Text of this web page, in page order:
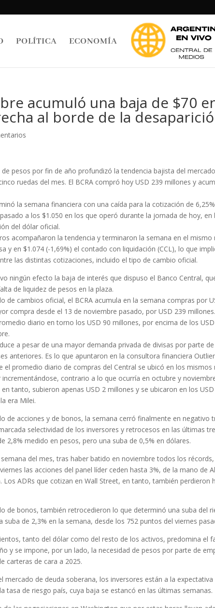
POLÍTICA ECONOMÍA
acumuló una baja de $70
al borde de la
pesos por fin de año profundizó la tendencia bajista del
ruedas del mes. El BCRA compró hoy USD 239 millones y
la semana financiera con una caída para la cotización de
a los $1.050 en los que operó durante la jornada de hoy,
del dólar oficial.
acompañaron la tendencia y terminaron la semana en el
y en $1.074 (-1,69%) el contado con liquidación (CCL), lo que
las distintas cotizaciones, incluido el tipo de cambio oficial.
ningún efecto la baja de interés que dispuso el Banco Central,
de liquidez de pesos en la plaza.
de cambios oficial, el BCRA acumula en la semana compras por
compra desde el 13 de noviembre pasado, por USD 239
diario en torno los USD 90 millones, por encima de los
a pesar de una mayor demanda privada de divisas por parte
anteriores. Es lo que apuntaron en la consultora financiera
el promedio diario de compras del Central se ubicó en los mismos
incrementándose, contrario a lo que ocurría en octubre y
tanto, subieron apenas USD 2 millones y se ubicaron en los
era Milei.
de acciones y de bonos, la semana cerró finalmente en negativo
selectividad de los inversores y retrocesos en las últimas
2,8% medido en pesos, pero una suba de 0,5% en dólares.
del mes, tras haber batido en noviembre todos los
las acciones del panel líder ceden hasta 3%, de la mano de
Los ADRs que cotizan en Wall Street, en tanto, también perdieron
de bonos, también retrocedieron lo que determinó una suba del
suba de 2,3% en la semana, desde los 752 puntos del viernes
tanto del dólar como del resto de los activos, predomina el
y se impone, por un lado, la necesidad de pesos por parte de
carteras de cara a 2025.
mercado de deuda soberana, los inversores están a la
tasa de riesgo país, cuya baja se estancó en las últimas semanas.